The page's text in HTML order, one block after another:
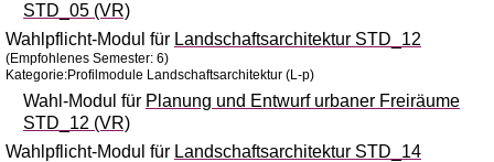
STD_05 (VR)
Wahlpflicht-Modul für Landschaftsarchitektur STD_12
(Empfohlenes Semester: 6)
Kategorie:Profilmodule Landschaftsarchitektur (L-p)
Wahl-Modul für Planung und Entwurf urbaner Freiräume
STD_12 (VR)
Wahlpflicht-Modul für Landschaftsarchitektur STD_14